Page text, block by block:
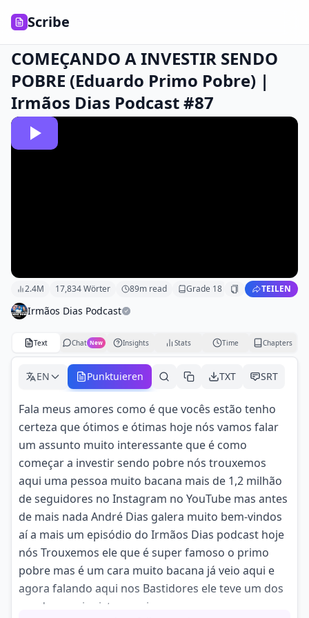
Scribe
COMEÇANDO A INVESTIR SENDO
POBRE (Eduardo Primo Pobre) |
Irmãos Dias Podcast #87
2.4M 17,834Wörter 89m read Grade 18 TEILEN
Irmãos Dias Podcast
Text Chat New Insights Stats Time Chapters
EN Punktuieren TXT SRT
Fala meus amores como é que vocês estão tenho
certeza que ótimos e ótimas hoje nós vamos falar
um assunto muito interessante que é como
começar a investir sendo pobre nós trouxemos
aqui uma pessoa muito bacana mais de 1,2 milhão
de seguidores no Instagram no YouTube mas antes
de mais nada André Dias galera muito bem-vindos
aí a mais um episódio do Irmãos Dias podcast hoje
nós Trouxemos ele que é super famoso o primo
pobre mas é um cara muito bacana já veio aqui e
agora falando aqui nos Bastidores ele teve um dos
quadros mais vistos aqui